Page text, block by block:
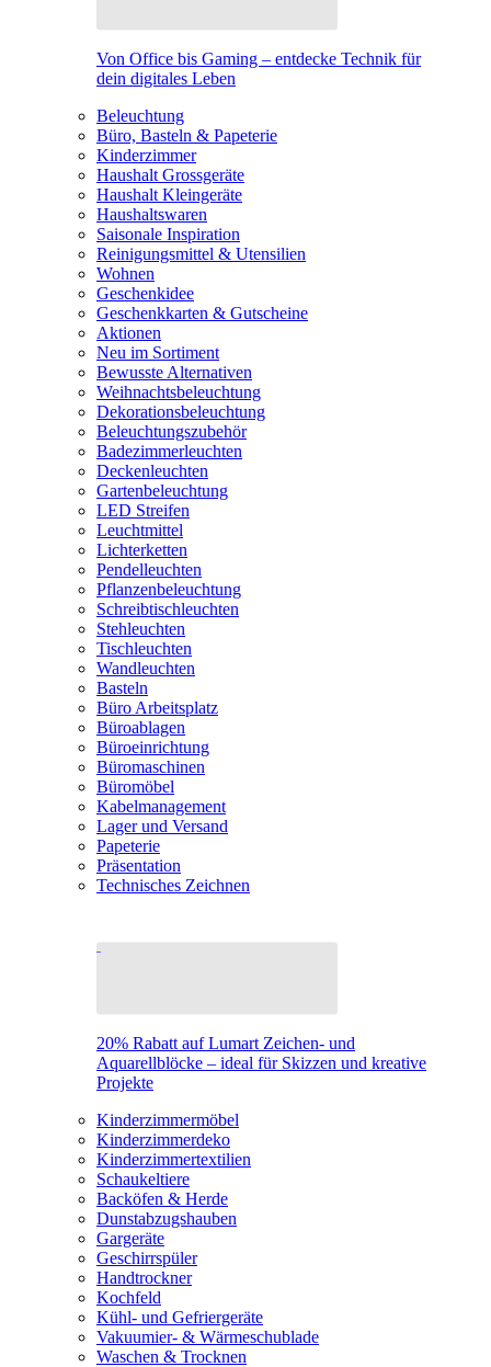
Von Office bis Gaming – entdecke Technik für
dein digitales Leben
Beleuchtung
Büro, Basteln & Papeterie
Kinderzimmer
Haushalt Grossgeräte
Haushalt Kleingeräte
Haushaltswaren
Saisonale Inspiration
Reinigungsmittel & Utensilien
Wohnen
Geschenkidee
Geschenkkarten & Gutscheine
Aktionen
Neu im Sortiment
Bewusste Alternativen
Weihnachtsbeleuchtung
Dekorationsbeleuchtung
Beleuchtungszubehör
Badezimmerleuchten
Deckenleuchten
Gartenbeleuchtung
LED Streifen
Leuchtmittel
Lichterketten
Pendelleuchten
Pflanzenbeleuchtung
Schreibtischleuchten
Stehleuchten
Tischleuchten
Wandleuchten
Basteln
Büro Arbeitsplatz
Büroablagen
Büroeinrichtung
Büromaschinen
Büromöbel
Kabelmanagement
Lager und Versand
Papeterie
Präsentation
Technisches Zeichnen
20% Rabatt auf Lumart Zeichen- und
Aquarellblöcke – ideal für Skizzen und kreative
Projekte
Kinderzimmermöbel
Kinderzimmerdeko
Kinderzimmertextilien
Schaukeltiere
Backöfen & Herde
Dunstabzugshauben
Gargeräte
Geschirrspüler
Handtrockner
Kochfeld
Kühl- und Gefriergeräte
Vakuumier- & Wärmeschublade
Waschen & Trocknen